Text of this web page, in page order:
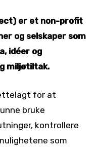
er et non-profit
og selskaper som
idéer og
miljøtiltak.
for at
bruke
kontrollere
som